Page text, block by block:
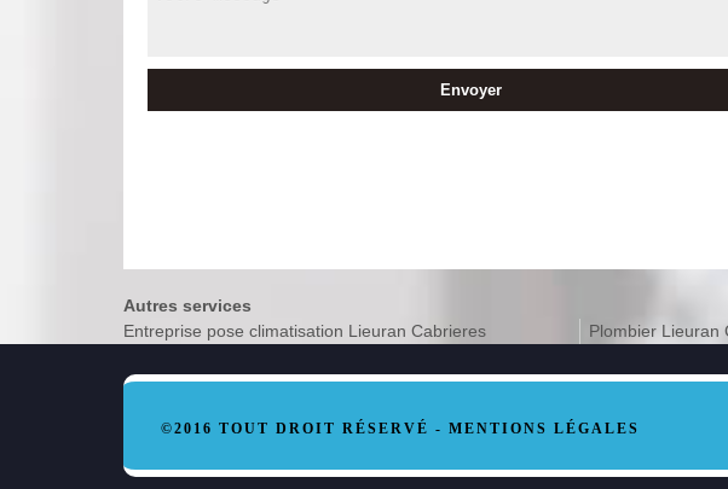
Autres services
Entreprise pose climatisation Lieuran Cabrieres
Plombier Lieuran
©2016 TOUT DROIT RÉSERVÉ - MENTIONS LÉGALES